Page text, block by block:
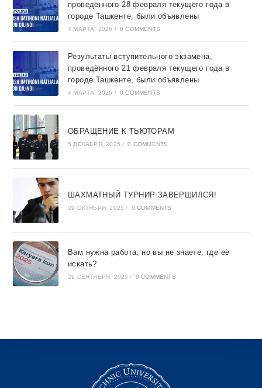
проведённого 28 февраля текущего года в
городе Ташкентe, были объявлены
4 МАРТА, 2026 / 0 COMMENTS
Результаты вступительного экзамена,
проведённого 21 февраля текущего года в
городе Ташкентe, были объявлены
4 МАРТА, 2026 / 0 COMMENTS
ОБРАЩЕНИЕ К ТЬЮТОРАМ
5 ДЕКАБРЯ, 2025 / 0 COMMENTS
ШАХМАТНЫЙ ТУРНИР ЗАВЕРШИЛСЯ!
29 ОКТЯБРЯ, 2025 / 0 COMMENTS
Вам нужна работа, но вы не знаете, где её
искать?
29 СЕНТЯБРЯ, 2025 / 0 COMMENTS